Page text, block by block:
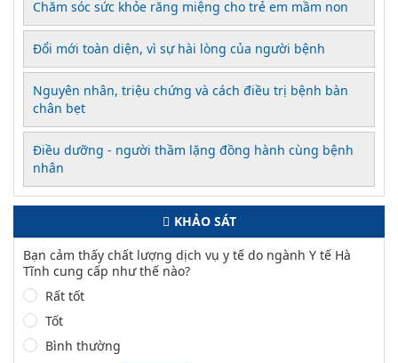
Chăm sóc sức khỏe răng miệng cho trẻ em mầm non
Đổi mới toàn diện, vì sự hài lòng của người bệnh
Nguyên nhân, triệu chứng và cách điều trị bệnh bàn
chân bẹt
Điều dưỡng - người thầm lặng đồng hành cùng bệnh
nhân
KHẢO SÁT
Bạn cảm thấy chất lượng dịch vụ y tế do ngành Y tế Hà
Tĩnh cung cấp như thế nào?
Rất tốt
Tốt
Bình thường